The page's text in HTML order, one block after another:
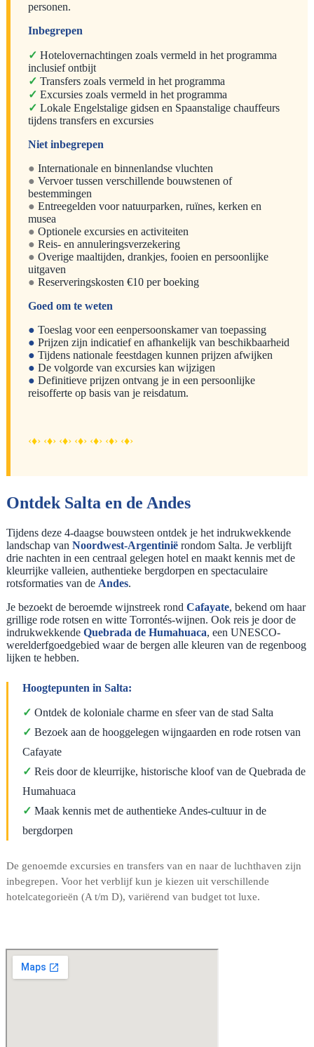
personen.
Inbegrepen
✓ Hotelovernachtingen zoals vermeld in het programma
inclusief ontbijt
✓ Transfers zoals vermeld in het programma
✓ Excursies zoals vermeld in het programma
✓ Lokale Engelstalige gidsen en Spaanstalige chauffeurs
tijdens transfers en excursies
Niet inbegrepen
● Internationale en binnenlandse vluchten
● Vervoer tussen verschillende bouwstenen of
bestemmingen
● Entreegelden voor natuurparken, ruïnes, kerken en
musea
● Optionele excursies en activiteiten
● Reis- en annuleringsverzekering
● Overige maaltijden, drankjes, fooien en persoonlijke
uitgaven
● Reserveringskosten €10 per boeking
Goed om te weten
● Toeslag voor een eenpersoonskamer van toepassing
● Prijzen zijn indicatief en afhankelijk van beschikbaarheid
● Tijdens nationale feestdagen kunnen prijzen afwijken
● De volgorde van excursies kan wijzigen
● Definitieve prijzen ontvang je in een persoonlijke
reisofferte op basis van je reisdatum.
‹♦› ‹♦› ‹♦› ‹♦› ‹♦› ‹♦› ‹♦›
Ontdek Salta en de Andes
Tijdens deze 4-daagse bouwsteen ontdek je het indrukwekkende
landschap van Noordwest-Argentinië rondom Salta. Je verblijft
drie nachten in een centraal gelegen hotel en maakt kennis met de
kleurrijke valleien, authentieke bergdorpen en spectaculaire
rotsformaties van de Andes.
Je bezoekt de beroemde wijnstreek rond Cafayate, bekend om haar
grillige rode rotsen en witte Torrontés-wijnen. Ook reis je door de
indrukwekkende Quebrada de Humahuaca, een UNESCO-
werelderfgoedgebied waar de bergen alle kleuren van de regenboog
lijken te hebben.
Hoogtepunten in Salta:
✓ Ontdek de koloniale charme en sfeer van de stad Salta
✓ Bezoek aan de hooggelegen wijngaarden en rode rotsen van
Cafayate
✓ Reis door de kleurrijke, historische kloof van de Quebrada de
Humahuaca
✓ Maak kennis met de authentieke Andes-cultuur in de
bergdorpen
De genoemde excursies en transfers van en naar de luchthaven zijn
inbegrepen. Voor het verblijf kun je kiezen uit verschillende
hotelcategorieën (A t/m D), variërend van budget tot luxe.